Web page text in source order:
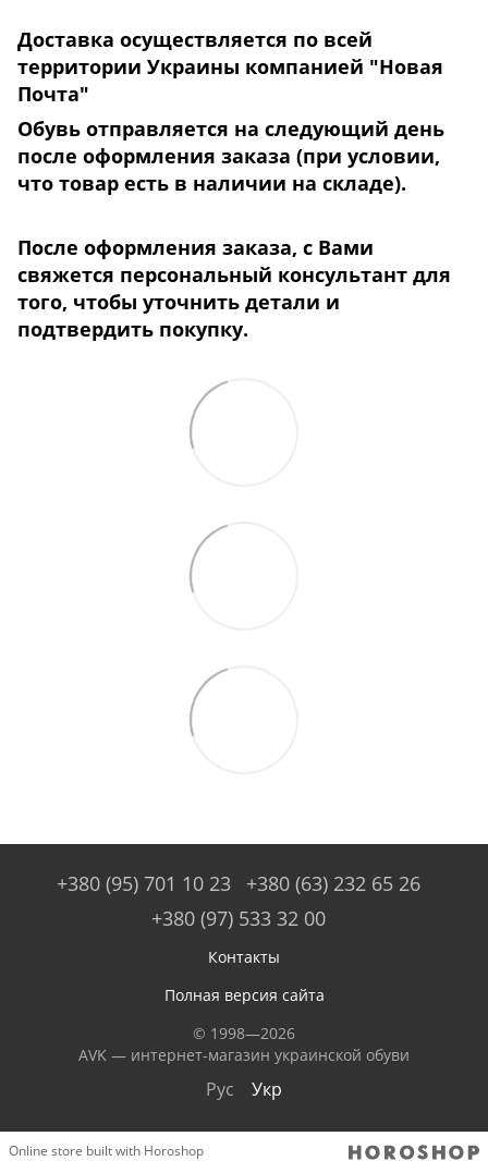
Доставка осуществляется по всей
территории Украины компанией "Новая
Почта"
Обувь отправляется на следующий день
после оформления заказа (при условии,
что товар есть в наличии на складе).
После оформления заказа, с Вами
свяжется персональный консультант для
того, чтобы уточнить детали и
подтвердить покупку.
+380 (95) 701 10 23
+380 (63) 232 65 26
+380 (97) 533 32 00
Контакты
Полная версия сайта
© 1998—2026
AVK — интернет-магазин украинской обуви
Рус Укр
Online store built with Horoshop